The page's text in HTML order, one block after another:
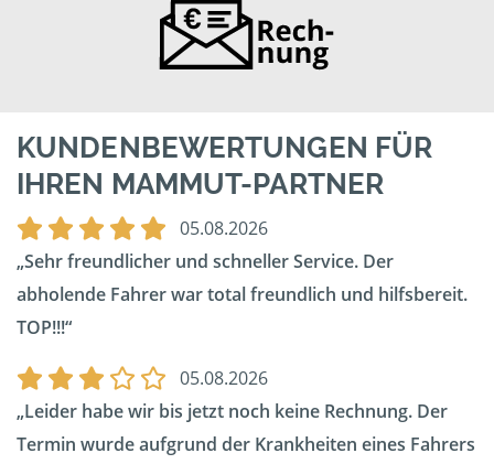
KUNDENBEWERTUNGEN FÜR
IHREN MAMMUT-PARTNER
05.08.2026
Sehr freundlicher und schneller Service. Der
abholende Fahrer war total freundlich und hilfsbereit.
TOP!!!
05.08.2026
Leider habe wir bis jetzt noch keine Rechnung. Der
Termin wurde aufgrund der Krankheiten eines Fahrers